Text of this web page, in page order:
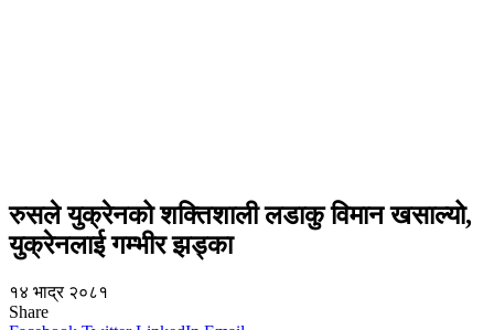
रुसले युक्रेनको शक्तिशाली लडाकु विमान खसाल्यो,
युक्रेनलाई गम्भीर झड्का
१४ भाद्र २०८१
Share